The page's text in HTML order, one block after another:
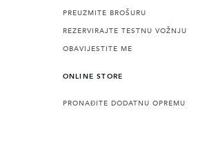
PREUZMITE BROŠURU
REZERVIRAJTE TESTNU VOŽNJU
OBAVIJESTITE ME
ONLINE STORE
PRONAĐITE DODATNU OPREMU